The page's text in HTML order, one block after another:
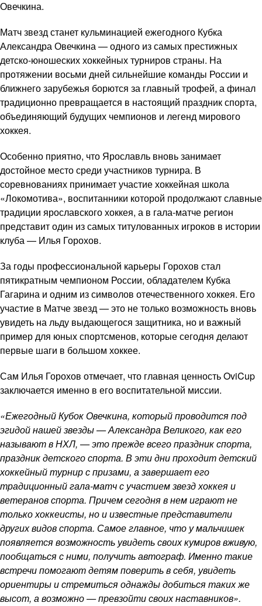
Овечкина.
Матч звезд станет кульминацией ежегодного Кубка
Александра Овечкина — одного из самых престижных
детско-юношеских хоккейных турниров страны. На
протяжении восьми дней сильнейшие команды России и
ближнего зарубежья борются за главный трофей, а финал
традиционно превращается в настоящий праздник спорта,
объединяющий будущих чемпионов и легенд мирового
хоккея.
Особенно приятно, что Ярославль вновь занимает
достойное место среди участников турнира. В
соревнованиях принимает участие хоккейная школа
«Локомотива», воспитанники которой продолжают славные
традиции ярославского хоккея, а в гала-матче регион
представит один из самых титулованных игроков в истории
клуба — Илья Горохов.
За годы профессиональной карьеры Горохов стал
пятикратным чемпионом России, обладателем Кубка
Гагарина и одним из символов отечественного хоккея. Его
участие в Матче звезд — это не только возможность вновь
увидеть на льду выдающегося защитника, но и важный
пример для юных спортсменов, которые сегодня делают
первые шаги в большом хоккее.
Сам Илья Горохов отмечает, что главная ценность OviCup
заключается именно в его воспитательной миссии.
«Ежегодный Кубок Овечкина, который проводится под
эгидой нашей звезды — Александра Великого, как его
называют в НХЛ, — это прежде всего праздник спорта,
праздник детского спорта. В эти дни проходит детский
хоккейный турнир с призами, а завершает его
традиционный гала-матч с участием звезд хоккея и
ветеранов спорта. Причем сегодня в нем играют не
только хоккеисты, но и известные представители
других видов спорта. Самое главное, что у мальчишек
появляется возможность увидеть своих кумиров вживую,
пообщаться с ними, получить автограф. Именно такие
встречи помогают детям поверить в себя, увидеть
ориентиры и стремиться однажды добиться таких же
высот, а возможно — превзойти своих наставников».